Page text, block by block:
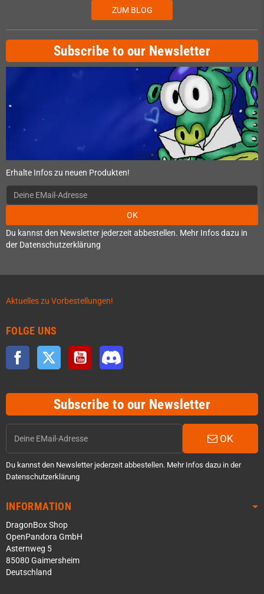
ZUM BLOG
Subscribe to our Newsletter
Erhalte Infos zu neuen Produkten!
OK
Du kannst den Newsletter jederzeit abbestellen. Mehr Infos dazu in
der Datenschutzerklärung
Aktuelles zu Vorbestellungen!
FOLGE UNS
Facebook Twitter YouTube
Subscribe to our Newsletter
OK
Du kannst den Newsletter jederzeit abbestellen. Mehr Infos dazu in der
Datenschutzerklärung
INFORMATION
DragonBox Shop
OpenPandora GmbH
Asternweg 5
85080 Gaimersheim
Deutschland